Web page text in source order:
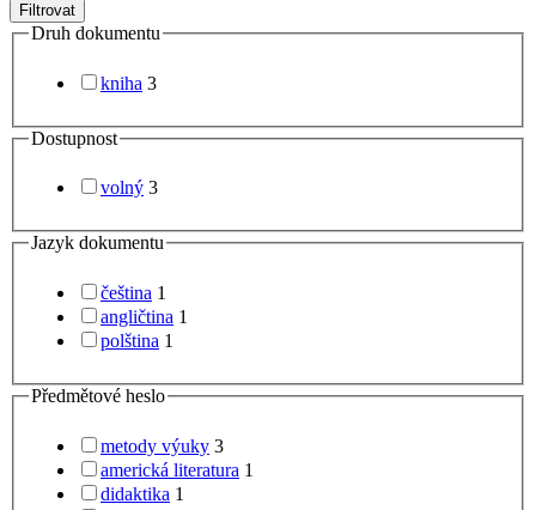
Filtrovat
Druh dokumentu
kniha 3
Dostupnost
volný 3
Jazyk dokumentu
čeština 1
angličtina 1
polština 1
Předmětové heslo
metody výuky 3
americká literatura 1
didaktika 1